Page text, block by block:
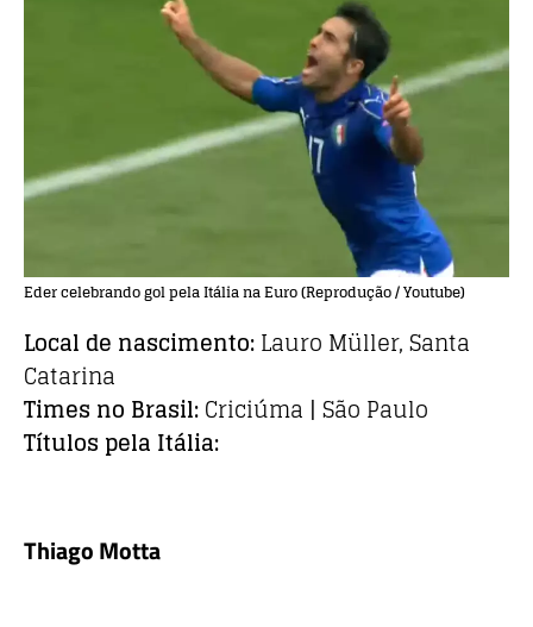
Eder celebrando gol pela Itália na Euro (Reprodução / Youtube)
Local de nascimento:Lauro Müller, Santa
Catarina
Times no Brasil:Criciúma | São Paulo
Títulos pela Itália:
Thiago Motta